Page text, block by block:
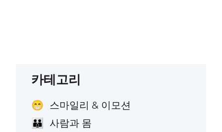
카테고리
😁 스마일리 & 이모션
👪 사람과 몸